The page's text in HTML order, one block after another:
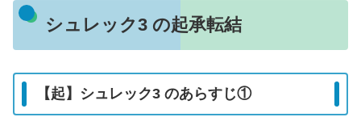
シュレック3 の起承転結
【起】シュレック3 のあらすじ①